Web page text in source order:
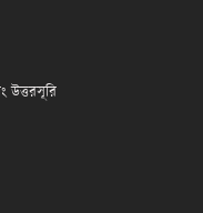
উত্তরসূরি